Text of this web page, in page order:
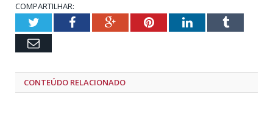
COMPARTILHAR:
TwitterFacebookGoogle+PinterestLinkedInTumblr
Email
CONTEÚDO RELACIONADO